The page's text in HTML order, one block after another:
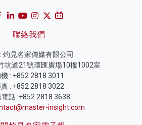
聯絡我們
灼見名家傳媒有限公司
坑道21號環匯廣場10樓1002室
: +852 2818 3011
: +852 2818 3022
話 :+852 2818 3638
insight.com